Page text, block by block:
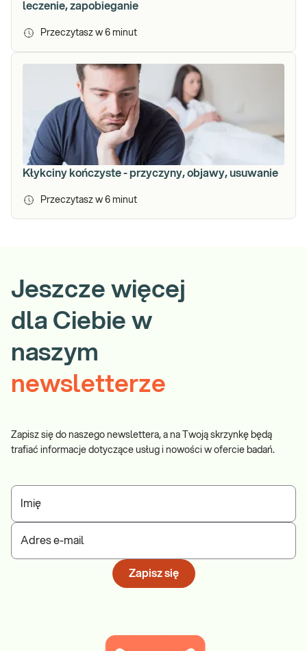
leczenie, zapobieganie
Przeczytasz w 6 minut
Kłykciny kończyste - przyczyny, objawy, usuwanie
Przeczytasz w 6 minut
Jeszcze więcej
dla Ciebie w
naszym
newsletterze
Zapisz się do naszego newslettera, a na Twoją skrzynkę będą
trafiać informacje dotyczące usług i nowości w ofercie badań.
Imię
Adres e-mail
Zapisz się